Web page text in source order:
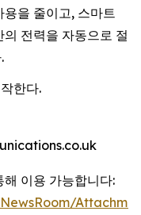
을 줄이고, 스마트
전력을 자동으로 절
한다.
이용 가능합니다: